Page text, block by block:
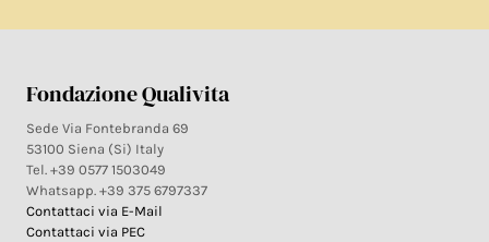
Fondazione Qualivita
Sede Via Fontebranda 69
53100 Siena (Si) Italy
Tel. +39 0577 1503049
Whatsapp. +39 375 6797337
Contattaci via E-Mail
Contattaci via PEC